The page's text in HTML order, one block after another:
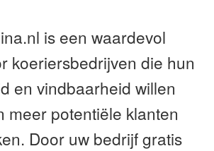
is een waardevol
koeriersbedrijven die hun
en vindbaarheid willen
meer potentiële klanten
Door uw bedrijf gratis